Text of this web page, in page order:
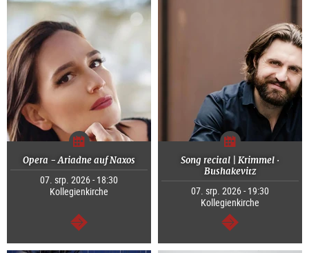
Opera - Ariadne auf Naxos
07. srp. 2026 - 18:30
Kollegienkirche
continue
Song recital | Krimmel ·
Bushakevitz
07. srp. 2026 - 19:30
Kollegienkirche
continue